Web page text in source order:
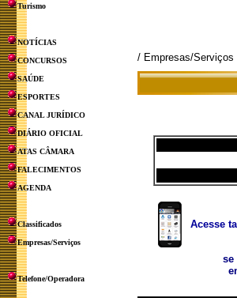
Turismo
NOTÍCIAS
CONCURSOS
SAÚDE
ESPORTES
CANAL JURÍDICO
DIÁRIO OFICIAL
ATAS CÂMARA
FALECIMENTOS
AGENDA
Classificados
Empresas/Serviços
Telefone/Operadora
/ Empresas/Serviços
Acesse
se